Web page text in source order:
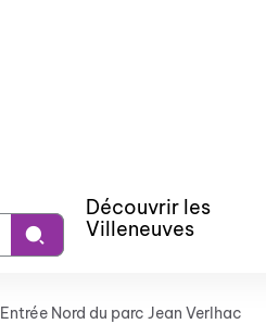
Découvrir les
Villeneuves
Entrée Nord du parc Jean Verlhac